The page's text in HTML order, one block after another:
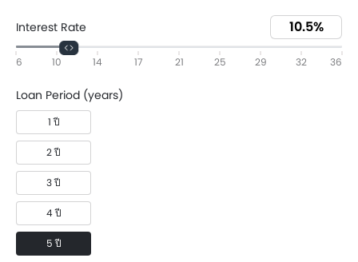
Interest Rate
6 10 14 17 21 25 29 32 36
Loan Period (years)
1 ปี
2 ปี
3 ปี
4 ปี
5 ปี